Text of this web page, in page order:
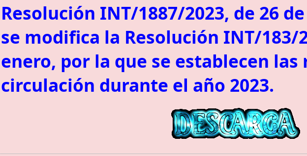
Resolución INT/1887/2023, de 26
se modifica la Resolución INT/183/
enero, por la que se establecen
circulación durante el año 2023.